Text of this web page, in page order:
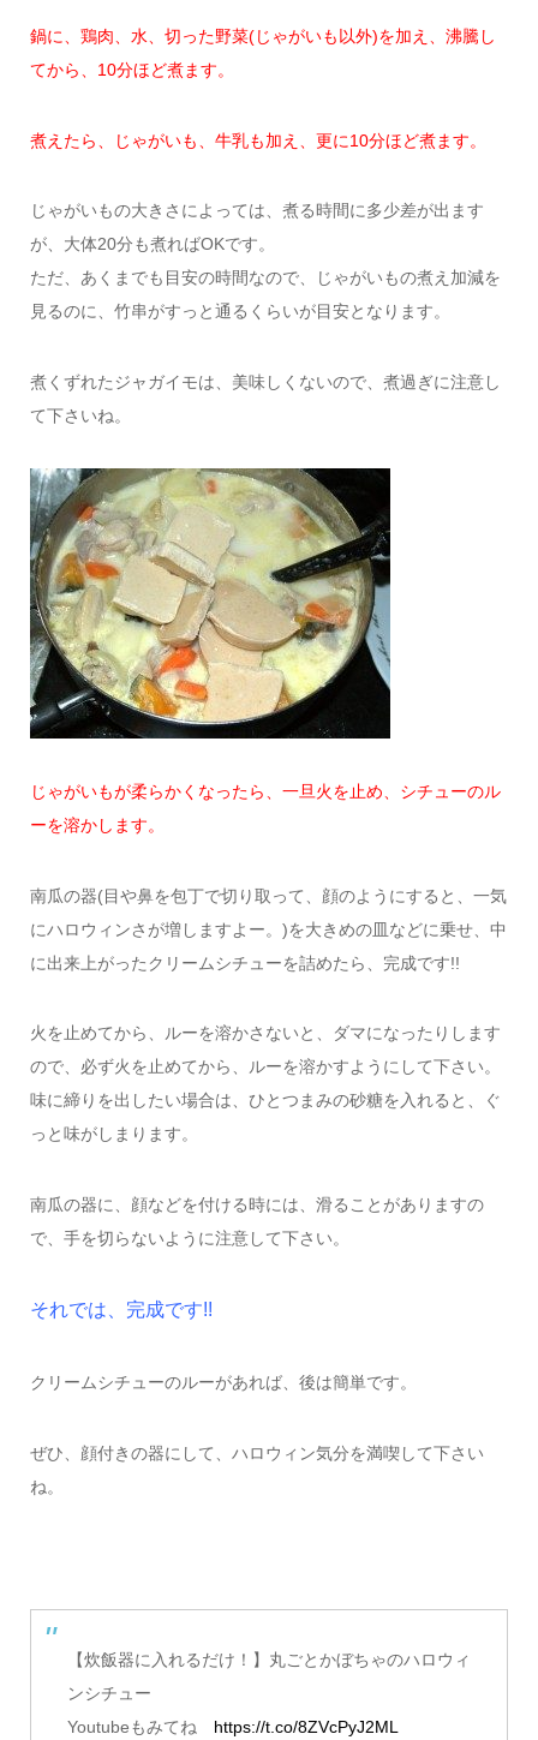
鍋に、鶏肉、水、切った野菜(じゃがいも以外)を加え、沸騰し
てから、10分ほど煮ます。
煮えたら、じゃがいも、牛乳も加え、更に10分ほど煮ます。
じゃがいもの大きさによっては、煮る時間に多少差が出ます
が、大体20分も煮ればOKです。
ただ、あくまでも目安の時間なので、じゃがいもの煮え加減を
見るのに、竹串がすっと通るくらいが目安となります。
煮くずれたジャガイモは、美味しくないので、煮過ぎに注意し
て下さいね。
じゃがいもが柔らかくなったら、一旦火を止め、シチューのル
ーを溶かします。
南瓜の器(目や鼻を包丁で切り取って、顔のようにすると、一気
にハロウィンさが増しますよー。)を大きめの皿などに乗せ、中
に出来上がったクリームシチューを詰めたら、完成です!!
火を止めてから、ルーを溶かさないと、ダマになったりします
ので、必ず火を止めてから、ルーを溶かすようにして下さい。
味に締りを出したい場合は、ひとつまみの砂糖を入れると、ぐ
っと味がしまります。
南瓜の器に、顔などを付ける時には、滑ることがありますの
で、手を切らないように注意して下さい。
それでは、完成です!!
クリームシチューのルーがあれば、後は簡単です。
ぜひ、顔付きの器にして、ハロウィン気分を満喫して下さい
ね。
【炊飯器に入れるだけ！】丸ごとかぼちゃのハロウィ
ンシチュー
Youtubeもみてね https://t.co/8ZVcPyJ2ML